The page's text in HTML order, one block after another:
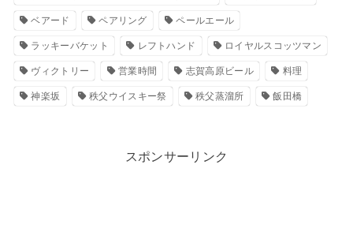
ベアード ペアリング ペールエール
ラッキーバケット レフトハンド ロイヤルスコッツマン
ヴィクトリー 営業時間 志賀高原ビール 料理
神楽坂 秩父ウイスキー祭 秩父蒸溜所 飯田橋
スポンサーリンク